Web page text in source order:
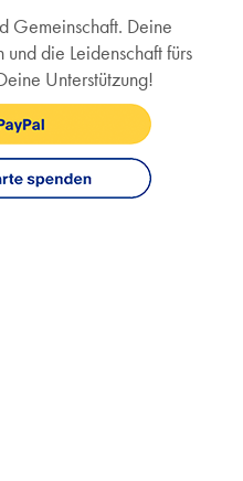
Gemeinschaft. Deine
und die Leidenschaft fürs
Unterstützung!